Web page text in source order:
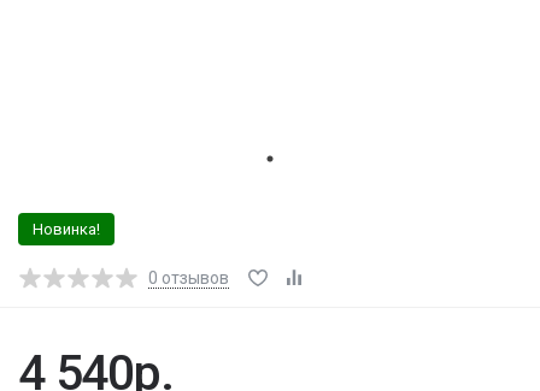
Новинка!
0 отзывов
4 540р.